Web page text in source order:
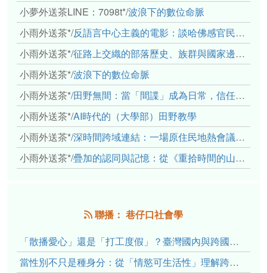
小夢外送茶LINE：7098t*/波浪下的數位命脈
小雨外送茶*/反語言中心主義的電影：談哈佛感官民族誌實驗室
小雨外送茶*/征路上交織的部落歷史、族群與國家邊界敘事： 《路有多長》、《高砂的翅膀》、《檔案／李光輝》
小雨外送茶*/波浪下的數位命脈
小雨外送茶*/田野無間：當「間諜」成為日常，信任角力下的情感伏流
小雨外送茶*/AI時代的（大學部）田野教學
小雨外送茶*/深時間跨域連結：一場原住民地熱會議的初步觀察
小雨外送茶*/疊加的認同與記憶：從《重拾時間的山語》探討「我們的」立場性(positionality)
聯播： 巷仔口社會學
「散播愛心」還是「打工度假」？臺灣國內與跨國捐卵的利他修辭、金錢動機與身體代價
當性別不只是種身分：從「情慾可生活性」理解跨性別者的身體、慾望與認同探索